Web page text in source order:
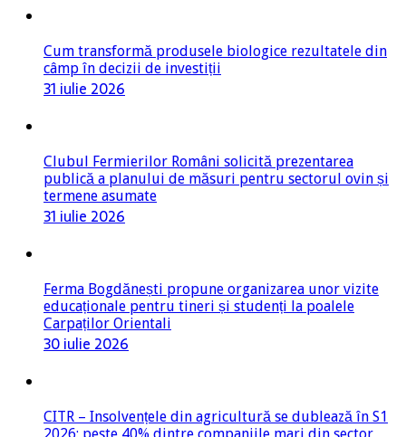
Cum transformă produsele biologice rezultatele din
câmp în decizii de investiții
31 iulie 2026
Clubul Fermierilor Români solicită prezentarea
publică a planului de măsuri pentru sectorul ovin și
termene asumate
31 iulie 2026
Ferma Bogdănești propune organizarea unor vizite
educaționale pentru tineri și studenți la poalele
Carpaților Orientali
30 iulie 2026
CITR – Insolvențele din agricultură se dublează în S1